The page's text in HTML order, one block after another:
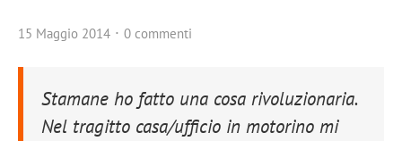
15 Maggio 2014 0 commenti
Stamane ho fatto una cosa rivoluzionaria.
Nel tragitto casa/ufficio in motorino mi